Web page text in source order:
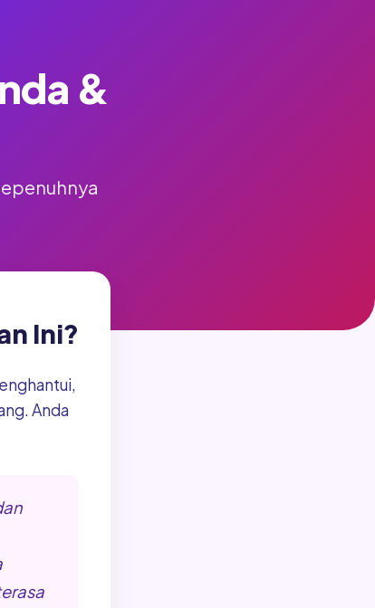
&
Ini?
Anda